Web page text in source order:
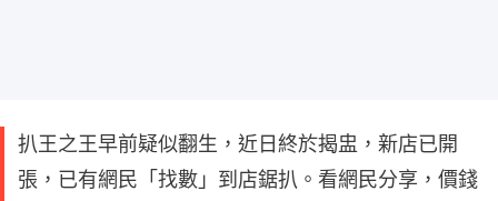
扒王之王早前疑似翻生，近日終於揭盅，新店已開
張，已有網民「找數」到店鋸扒。看網民分享，價錢